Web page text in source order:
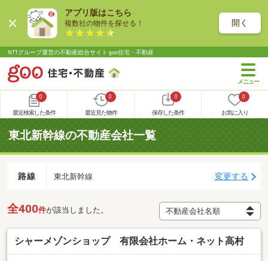
アプリ版はこちら
複数社の物件を探せる！ 開く
NTTグループ運営の不動産総合サイト goo住宅・不動産
0
最近検索した条件
0
最近見た物件
0
保存した条件
0
お気に入り
東北新幹線の不動産会社一覧
路線 東北新幹線 変更する
全400件が該当しました。
シャーメゾンショップ 有限会社ホーム・ネット高村